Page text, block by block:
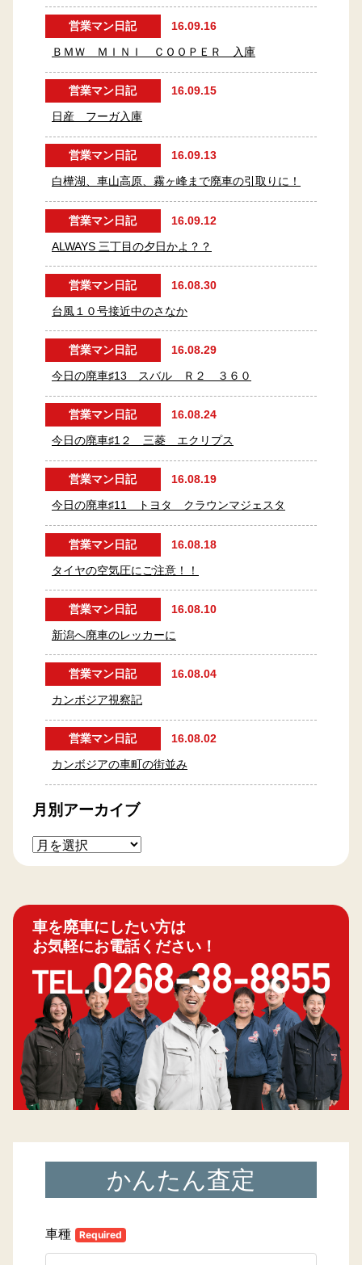
営業マン日記 16.09.16
ＢＭＷ ＭＩＮＩ ＣＯＯＰＥＲ 入庫
営業マン日記 16.09.15
日産 フーガ入庫
営業マン日記 16.09.13
白樺湖、車山高原、霧ヶ峰まで廃車の引取りに！
営業マン日記 16.09.12
ALWAYS 三丁目の夕日かよ？？
営業マン日記 16.08.30
台風１０号接近中のさなか
営業マン日記 16.08.29
今日の廃車♯13 スバル Ｒ２ ３６０
営業マン日記 16.08.24
今日の廃車♯1２ 三菱 エクリプス
営業マン日記 16.08.19
今日の廃車♯11 トヨタ クラウンマジェスタ
営業マン日記 16.08.18
タイヤの空気圧にご注意！！
営業マン日記 16.08.10
新潟へ廃車のレッカーに
営業マン日記 16.08.04
カンボジア視察記
営業マン日記 16.08.02
カンボジアの車町の街並み
月別アーカイブ
車を廃車にしたい方は
お気軽にお電話ください！